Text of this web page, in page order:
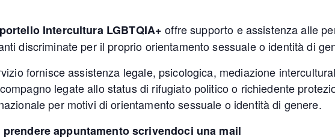
Intercultura LGBTQIA+ offre supporto e assistenza alle
discriminate per il proprio orientamento sessuale o identità di
fornisce assistenza legale, psicologica, mediazione
legate allo status di rifugiato politico o richiedente
per motivi di orientamento sessuale o identità di genere.
prendere appuntamento scrivendoci una mail